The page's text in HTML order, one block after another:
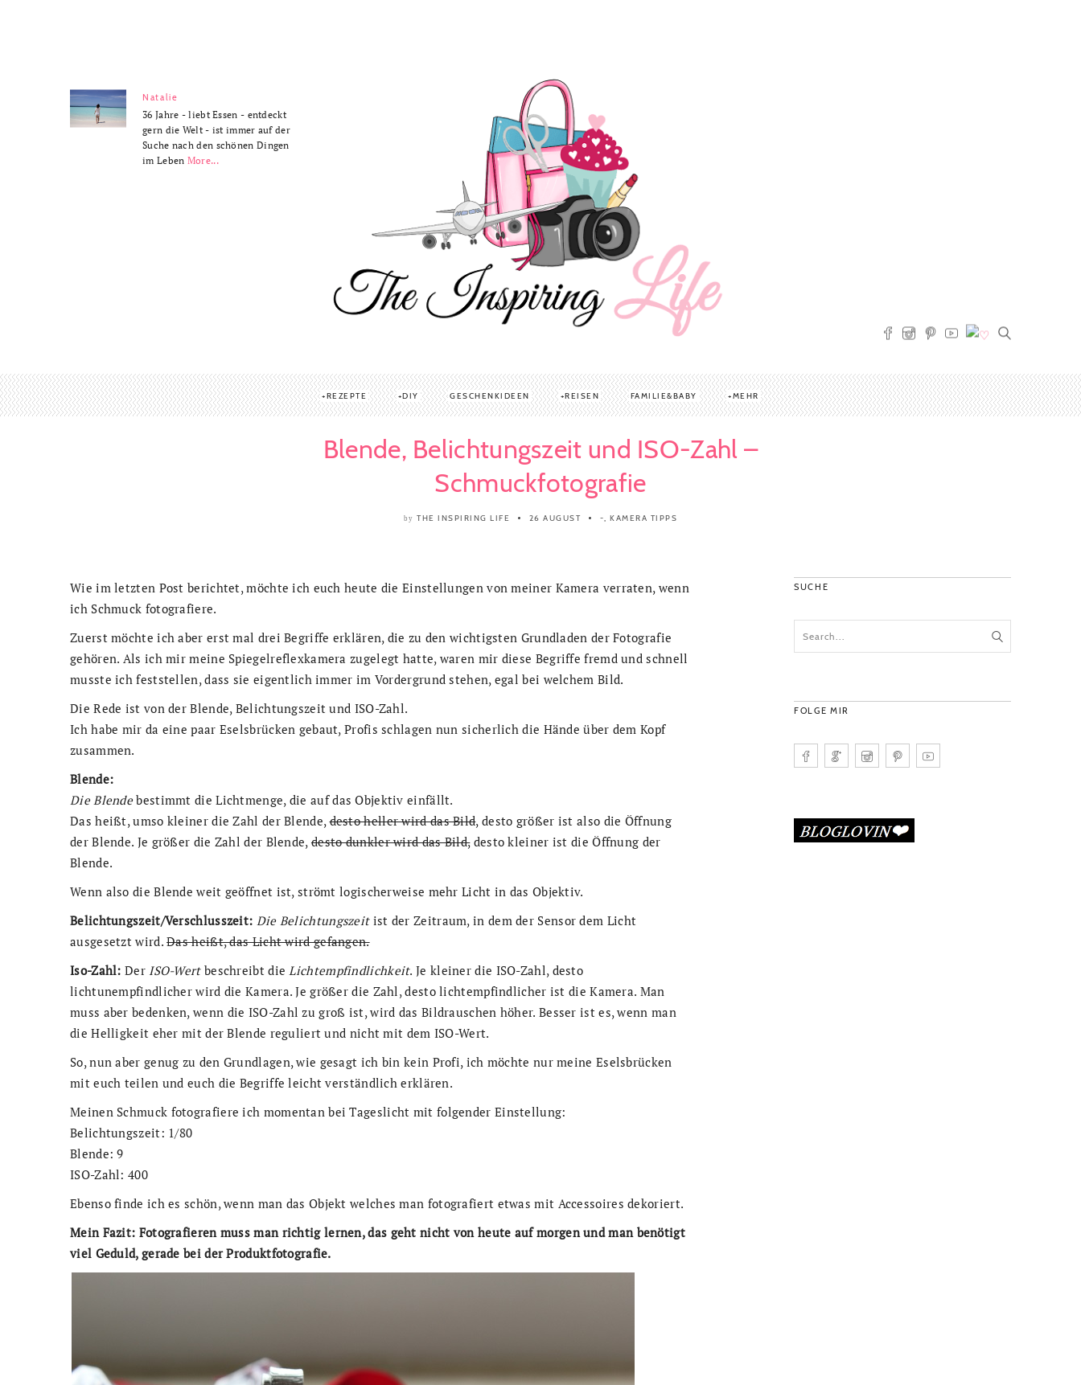
Natalie
36 Jahre - liebt Essen - entdeckt
gern die Welt - ist immer auf der
Suche nach den schönen Dingen
im Leben More...
REZEPTE DIY GESCHENKIDEEN REISEN FAMILIE&BABY MEHR
Blende, Belichtungszeit und ISO-Zahl –
Schmuckfotografie
by THE INSPIRING LIFE 26 AUGUST -,KAMERA TIPPS
Wie im letzten Post berichtet, möchte ich euch heute die Einstellungen von meiner Kamera verraten, wenn
ich Schmuck fotografiere.
Zuerst möchte ich aber erst mal drei Begriffe erklären, die zu den wichtigsten Grundladen der Fotografie
gehören. Als ich mir meine Spiegelreflexkamera zugelegt hatte, waren mir diese Begriffe fremd und schnell
musste ich feststellen, dass sie eigentlich immer im Vordergrund stehen, egal bei welchem Bild.
Die Rede ist von der Blende, Belichtungszeit und ISO-Zahl.
Ich habe mir da eine paar Eselsbrücken gebaut, Profis schlagen nun sicherlich die Hände über dem Kopf
zusammen.
Blende:
Die Blendebestimmt die Lichtmenge, die auf das Objektiv einfällt.
Das heißt, umso kleiner die Zahl der Blende,desto heller wird das Bild, desto größer ist also die Öffnung
der Blende. Je größer die Zahl der Blende, desto dunkler wird das Bild,desto kleiner ist die Öffnung der
Blende.
Wenn also die Blende weit geöffnet ist, strömt logischerweise mehr Licht in das Objektiv.
Belichtungszeit/Verschlusszeit: Die Belichtungszeitist der Zeitraum, in dem der Sensor dem Licht
ausgesetzt wird.Das heißt, das Licht wird gefangen.
Iso-Zahl: Der ISO-Wert beschreibt die Lichtempfindlichkeit. Je kleiner die ISO-Zahl, desto
lichtunempfindlicher wird die Kamera. Je größer die Zahl, desto lichtempfindlicher ist die Kamera. Man
muss aber bedenken, wenn die ISO-Zahl zu groß ist, wird das Bildrauschen höher. Besser ist es, wenn man
die Helligkeit eher mit der Blende reguliert und nicht mit dem ISO-Wert.
So, nun aber genug zu den Grundlagen, wie gesagt ich bin kein Profi, ich möchte nur meine Eselsbrücken
mit euch teilen und euch die Begriffe leicht verständlich erklären.
Meinen Schmuck fotografiere ich momentan bei Tageslicht mit folgender Einstellung:
Belichtungszeit: 1/80
Blende: 9
ISO-Zahl: 400
Ebenso finde ich es schön, wenn man das Objekt welches man fotografiert etwas mit Accessoires dekoriert.
Mein Fazit: Fotografieren muss man richtig lernen, das geht nicht von heute auf morgen und man benötigt
viel Geduld, gerade bei der Produktfotografie.
SUCHE
FOLGE MIR